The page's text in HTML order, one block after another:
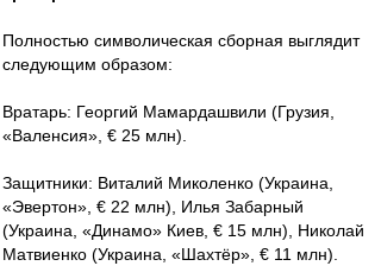
Полностью символическая сборная выглядит
следующим образом:
Вратарь: Георгий Мамардашвили (Грузия,
«Валенсия», € 25 млн).
Защитники: Виталий Миколенко (Украина,
«Эвертон», € 22 млн), Илья Забарный
(Украина, «Динамо» Киев, € 15 млн), Николай
Матвиенко (Украина, «Шахтёр», € 11 млн).